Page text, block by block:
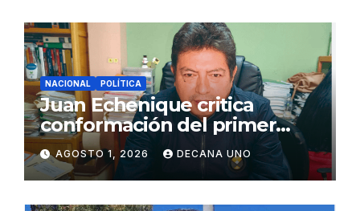
NACIONAL POLÍTICA
Juan Echenique critica
conformación del primer
gabinete ministerial de Keiko
Fujimori
AGOSTO 1, 2026 DECANA UNO